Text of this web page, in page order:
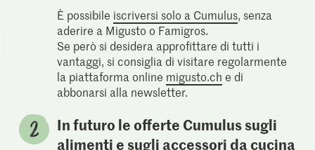
È possibile iscriversi solo a Cumulus, senza
aderire a Migusto o Famigros.
Se però si desidera approfittare di tutti i
vantaggi, si consiglia di visitare regolarmente
la piattaforma online migusto.ch e di
abbonarsi alla newsletter.
In futuro le offerte Cumulus sugli
alimenti e sugli accessori da cucina